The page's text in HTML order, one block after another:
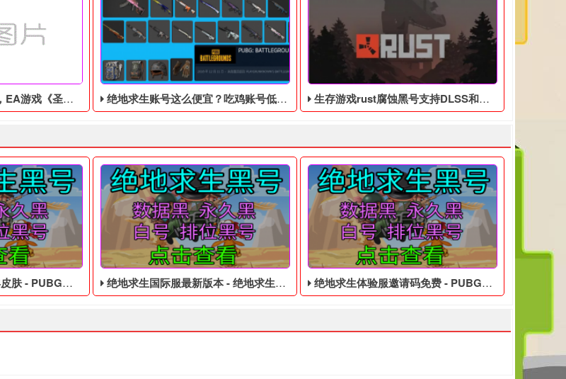
被找回！ 吃鸡黑号售后： 黑号有问题10分钟之内截图，然后联系客服处理！ 黑号QQ客服： 1600445187
了一个巨型的黑洞，科学家们无法解释这个现象。玩家将操控超自然科学研究组织（SRO）队员“覃舒雅”，前往事
据外媒Kotaku报道，美国游戏零售商GameStop正在清理库存，将EA游戏《圣歌》以1美分的超
出版商Idea Factory今日宣布，男孩间友情为主题的视
绝地求生黑号​》正式发布了中秋黑号相关的账号出售服务，看起来很真实，黑号将于9月15日正式发布。
歌》以1美分售出
游戏零售商GameStop正在清理库存，将EA游戏《圣歌》以1美分的超低价出售。该游戏于2019年发售后因存在大量
绝地求生账号这么便宜？吃鸡账号低价入手
众所周知，在绝地求生这个游戏里面，如果你的账号有很多的服饰和枪械皮肤，那么你这个账号
生存游戏rust腐蚀黑号支持DLSS和NVIDIAReflex技术
随着NVIDIA光跟踪、DLSS等技术的成熟，越来越多
便宜的账号 绝地求生国际服最新版本 - 绝地求生免费的账号 绝地求生体验服邀请码免费 - PUBG便宜的账号